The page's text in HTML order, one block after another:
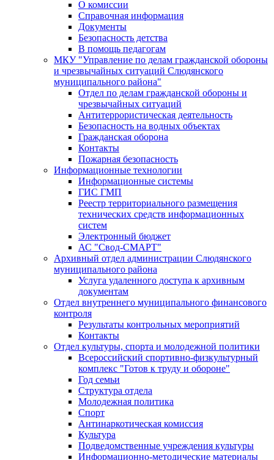
О комиссии
Справочная информация
Документы
Безопасность детства
В помощь педагогам
МКУ "Управление по делам гражданской обороны
и чрезвычайных ситуаций Слюдянского
муниципального района"
Отдел по делам гражданской обороны и
чрезвычайных ситуаций
Антитеррористическая деятельность
Безопасность на водных объектах
Гражданская оборона
Контакты
Пожарная безопасность
Информационные технологии
Информационные системы
ГИС ГМП
Реестр территориального размещения
технических средств информационных
систем
Электронный бюджет
АС "Свод-СМАРТ"
Архивный отдел администрации Слюдянского
муниципального района
Услуга удаленного доступа к архивным
документам
Отдел внутреннего муниципального финансового
контроля
Результаты контрольных мероприятий
Контакты
Отдел культуры, спорта и молодежной политики
Всероссийский спортивно-физкультурный
комплекс "Готов к труду и обороне"
Год семьи
Структура отдела
Молодежная политика
Спорт
Антинаркотическая комиссия
Культура
Подведомственные учреждения культуры
Информационно-методические материалы